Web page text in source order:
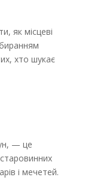
як місцеві
хто шукає
— це
і мечетей.